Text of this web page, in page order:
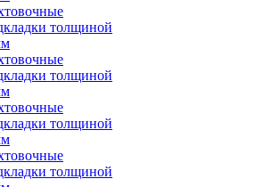
толщиной
толщиной
толщиной
толщиной